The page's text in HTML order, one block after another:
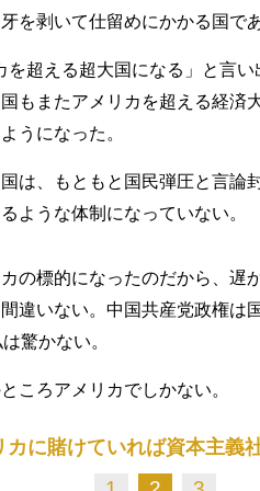
を剥いて仕留めにかかる国であ
を超える超大国になる」と言
もまたアメリカを超える経済
うになった。
は、もともと国民弾圧と言論
ような体制になっていない。
の標的になったのだから、遅
違いない。中国共産党政権は
驚かない。
ころアメリカでしかない。
カに賭けていれば資本主義